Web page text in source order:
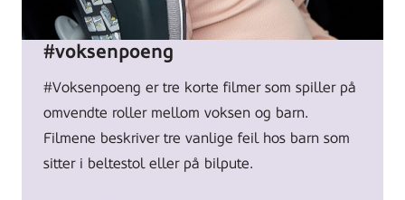
#voksenpoeng
#Voksenpoeng er tre korte filmer som spiller på
omvendte roller mellom voksen og barn.
Filmene beskriver tre vanlige feil hos barn som
sitter i beltestol eller på bilpute.